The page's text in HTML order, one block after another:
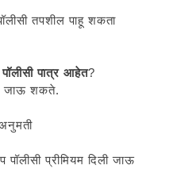
तपशील पाहू शकता
पात्र आहेत?
जाऊ शकते.
अनुमती
पॉलीसी प्रीमियम दिली जाऊ